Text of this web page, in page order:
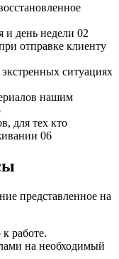
и день недели 02
отправке клиенту
ситуациях
нашим
для тех кто
06
представленное на
работе.
на необходимый